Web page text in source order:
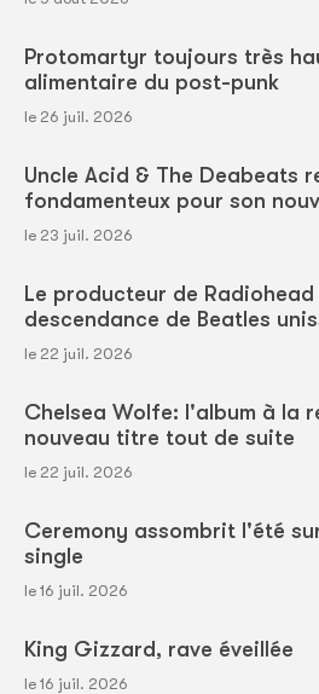
Protomartyr toujours très
alimentaire du post-punk
le 26 juil. 2026
Uncle Acid & The Deabeats
fondamenteux pour son
le 23 juil. 2026
Le producteur de Radiohead
descendance de Beatles
le 22 juil. 2026
Chelsea Wolfe: l'album à la
nouveau titre tout de suite
le 22 juil. 2026
Ceremony assombrit l'été
single
le 16 juil. 2026
King Gizzard, rave éveillée
le 16 juil. 2026